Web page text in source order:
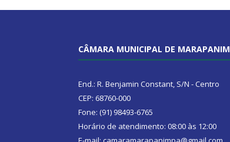
CÂMARA MUNICIPAL DE MARAPANIM
End.: R. Benjamin Constant, S/N - Centro
CEP: 68760-000
Fone: (91) 98493-6765
Horário de atendimento: 08:00 às 12:00